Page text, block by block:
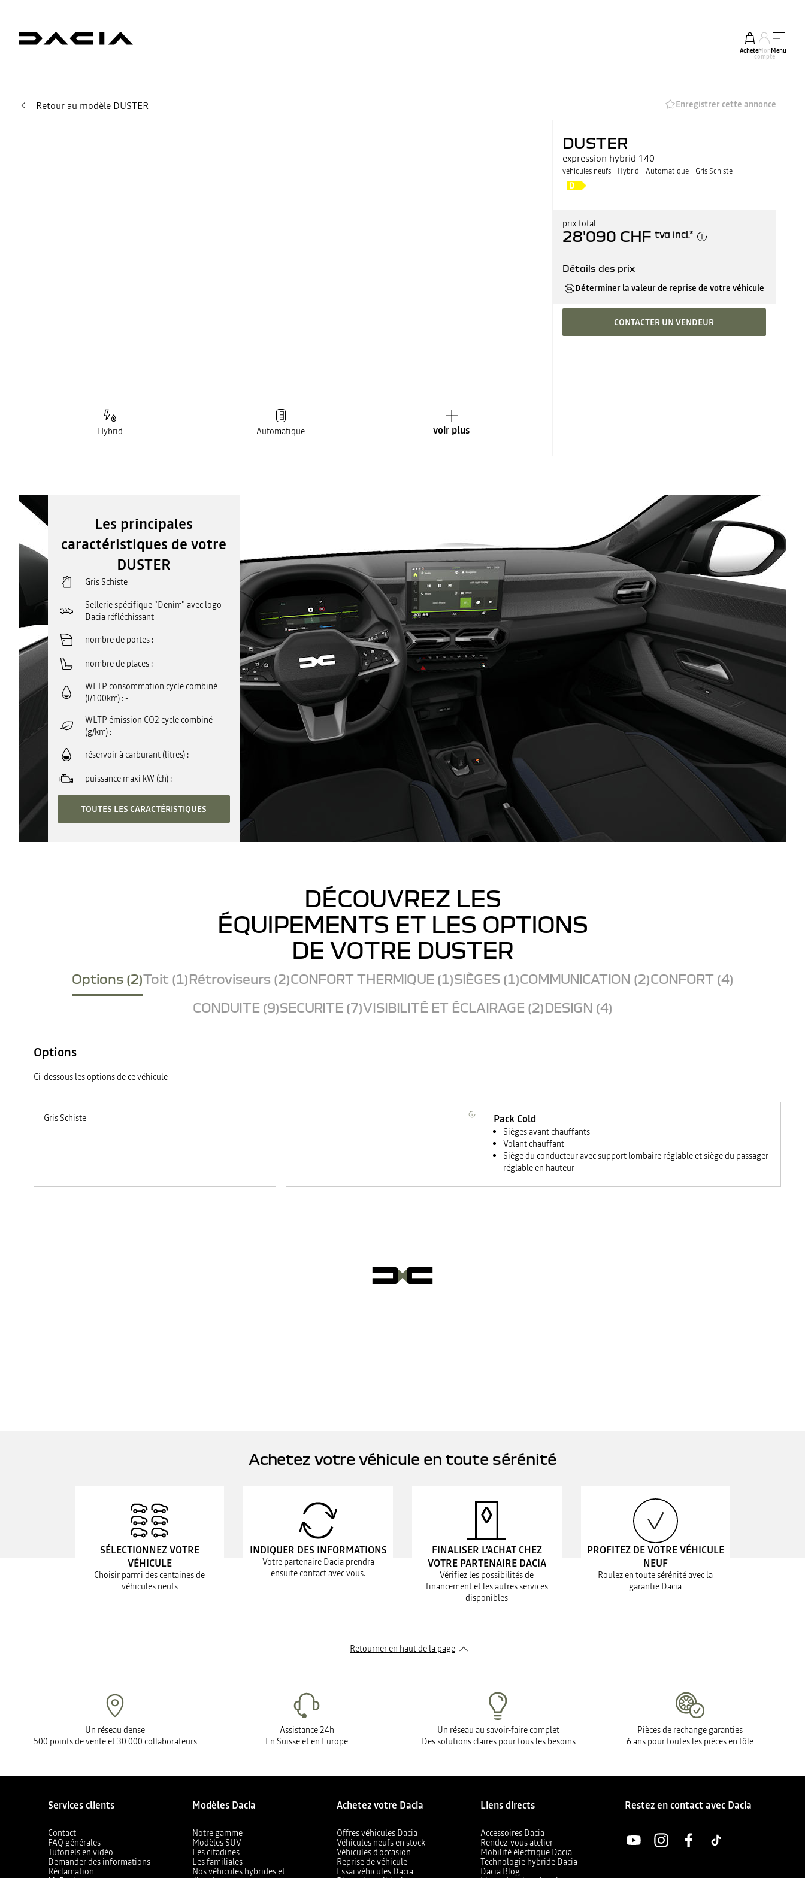
AcheterMon
compte
Menu
Retour au modèle DUSTER Enregistrer cette annonce
Hybrid Automatique voir plus
DUSTER
expression hybrid 140
véhicules neufs - Hybrid - Automatique - Gris Schiste
prix total
28'090 CHF tva incl.*
Détails des prix
Déterminer la valeur de reprise de votre véhicule
CONTACTER UN VENDEUR
Les principales
caractéristiques de votre
DUSTER
Gris Schiste
Sellerie spécifique "Denim" avec logo
Dacia réfléchissant
nombre de portes -
nombre de places -
WLTP consommation cycle combiné
(l/100km) -
WLTP émission CO2 cycle combiné
(g/km) -
réservoir à carburant (litres) -
puissance maxi kW (ch) -
TOUTES LES CARACTÉRISTIQUES
DÉCOUVREZ LES
ÉQUIPEMENTS ET LES OPTIONS
DE VOTRE DUSTER
Options (2)Toit (1)Rétroviseurs (2)CONFORT THERMIQUE (1)SIÈGES (1)COMMUNICATION (2)CONFORT (4)
CONDUITE (9)SECURITE (7)VISIBILITÉ ET ÉCLAIRAGE (2)DESIGN (4)
Options
Ci-dessous les options de ce véhicule
Gris Schiste Pack Cold
Sièges avant chauffants
Volant chauffant
Siège du conducteur avec support lombaire réglable et siège du passager
réglable en hauteur
Achetez votre véhicule en toute sérénité
SÉLECTIONNEZ VOTRE
VÉHICULE
Choisir parmi des centaines de
véhicules neufs
INDIQUER DES INFORMATIONS
Votre partenaire Dacia prendra
ensuite contact avec vous.
FINALISER L’ACHAT CHEZ
VOTRE PARTENAIRE DACIA
Vérifiez les possibilités de
financement et les autres services
disponibles
PROFITEZ DE VOTRE VÉHICULE
NEUF
Roulez en toute sérénité avec la
garantie Dacia
Retourner en haut de la page
Un réseau dense
500 points de vente et 30 000 collaborateurs
Assistance 24h
En Suisse et en Europe
Un réseau au savoir-faire complet
Des solutions claires pour tous les besoins
Pièces de rechange garanties
6 ans pour toutes les pièces en tôle
Services clients
Contact
FAQ générales
Tutoriels en vidéo
Demander des informations
Réclamation
Modèles Dacia
Notre gamme
Modèles SUV
Les citadines
Les familiales
Nos véhicules hybrides et
Achetez votre Dacia
Offres véhicules Dacia
Véhicules neufs en stock
Véhicules d'occasion
Reprise de véhicule
Essai véhicules Dacia
Liens directs
Accessoires Dacia
Rendez-vous atelier
Mobilité électrique Dacia
Technologie hybride Dacia
Dacia Blog
Restez en contact avec Dacia